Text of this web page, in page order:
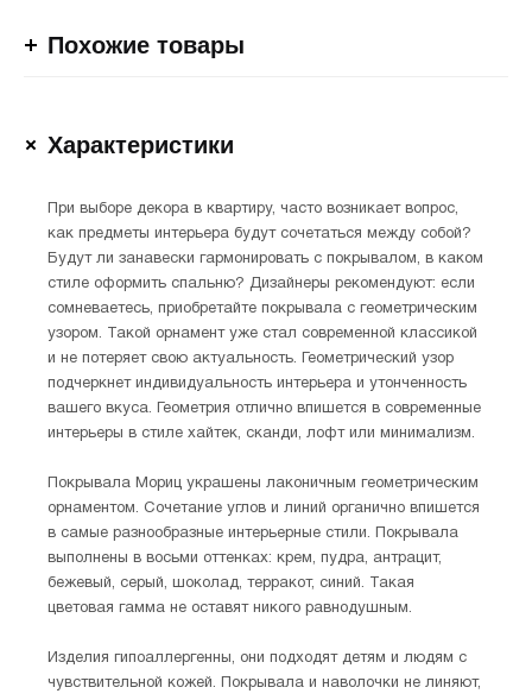
Похожие товары
Характеристики
При выборе декора в квартиру, часто возникает вопрос,
как предметы интерьера будут сочетаться между собой?
Будут ли занавески гармонировать с покрывалом, в каком
стиле оформить спальню? Дизайнеры рекомендуют: если
сомневаетесь, приобретайте покрывала с геометрическим
узором. Такой орнамент уже стал современной классикой
и не потеряет свою актуальность. Геометрический узор
подчеркнет индивидуальность интерьера и утонченность
вашего вкуса. Геометрия отлично впишется в современные
интерьеры в стиле хайтек, сканди, лофт или минимализм.
Покрывала Мориц украшены лаконичным геометрическим
орнаментом. Сочетание углов и линий органично впишется
в самые разнообразные интерьерные стили. Покрывала
выполнены в восьми оттенках: крем, пудра, антрацит,
бежевый, серый, шоколад, терракот, синий. Такая
цветовая гамма не оставят никого равнодушным.
Изделия гипоаллергенны, они подходят детям и людям с
чувствительной кожей. Покрывала и наволочки не линяют,